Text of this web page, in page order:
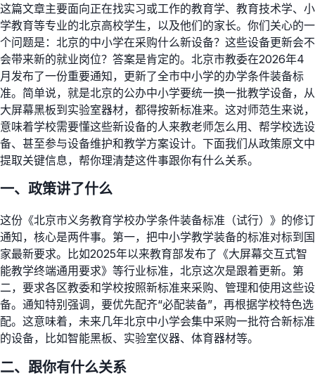
这篇文章主要面向正在找实习或工作的教育学、教育技术学、小
学教育等专业的北京高校学生，以及他们的家长。你们关心的一
个问题是：北京的中小学在采购什么新设备？这些设备更新会不
会带来新的就业岗位？答案是肯定的。北京市教委在2026年4
月发布了一份重要通知，更新了全市中小学的办学条件装备标
准。简单说，就是北京的公办中小学要统一换一批教学设备，从
大屏幕黑板到实验室器材，都得按新标准来。这对师范生来说，
意味着学校需要懂这些新设备的人来教老师怎么用、帮学校选设
备、甚至参与设备维护和教学方案设计。下面我们从政策原文中
提取关键信息，帮你理清楚这件事跟你有什么关系。
一、政策讲了什么
这份《北京市义务教育学校办学条件装备标准（试行）》的修订
通知，核心是两件事。第一，把中小学教学装备的标准对标到国
家最新要求。比如2025年以来教育部发布了《大屏幕交互式智
能教学终端通用要求》等行业标准，北京这次是跟着更新。第
二，要求各区教委和学校按照新标准来采购、管理和使用这些设
备。通知特别强调，要优先配齐“必配装备”，再根据学校特色选
配。这意味着，未来几年北京中小学会集中采购一批符合新标准
的设备，比如智能黑板、实验室仪器、体育器材等。
二、跟你有什么关系